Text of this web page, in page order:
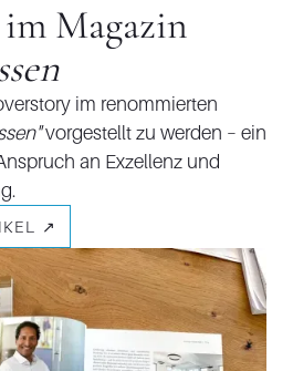
Magazin
im renommierten
vorgestellt zu werden – ein
an Exzellenz und
↗︎